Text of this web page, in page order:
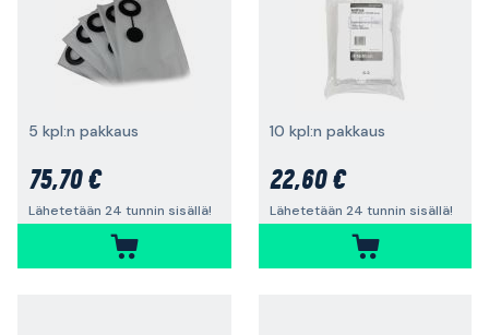
5 kpl:n pakkaus
75,70 €
Lähetetään 24 tunnin sisällä!
10 kpl:n pakkaus
22,60 €
Lähetetään 24 tunnin sisällä!